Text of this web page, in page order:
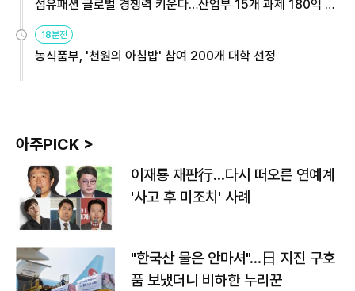
섬유패션 글로벌 경쟁력 키운다…산업부 15개 과제 180억 지
원
18분전
농식품부, '천원의 아침밥' 참여 200개 대학 선정
아주PICK >
이재룡 재판行…다시 떠오른 연예계
'사고 후 미조치' 사례
"한국산 물은 안마셔"…日 지진 구호
품 보냈더니 비하한 누리꾼